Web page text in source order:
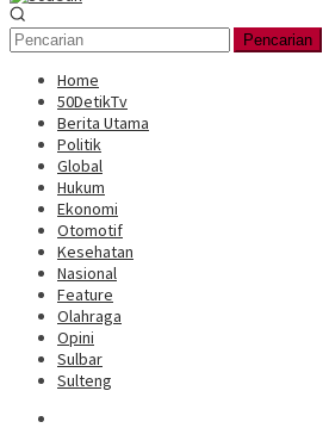
Pencarian
Home
50DetikTv
Berita Utama
Politik
Global
Hukum
Ekonomi
Otomotif
Kesehatan
Nasional
Feature
Olahraga
Opini
Sulbar
Sulteng